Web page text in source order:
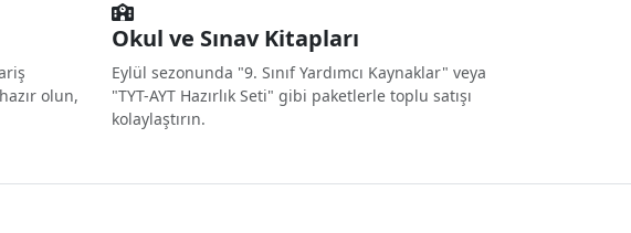
olun,
Okul ve Sınav Kitapları
Eylül sezonunda "9. Sınıf Yardımcı Kaynaklar" veya
"TYT-AYT Hazırlık Seti" gibi paketlerle toplu satışı
kolaylaştırın.